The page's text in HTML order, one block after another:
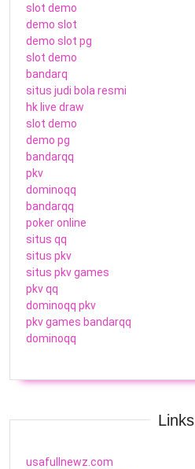
slot demo
demo slot
demo slot pg
slot demo
bandarq
situs judi bola resmi
hk live draw
slot demo
demo pg
bandarqq
pkv
dominoqq
bandarqq
poker online
situs qq
situs pkv
situs pkv games
pkv qq
dominoqq pkv
pkv games bandarqq
dominoqq
Links
usafullnewz.com